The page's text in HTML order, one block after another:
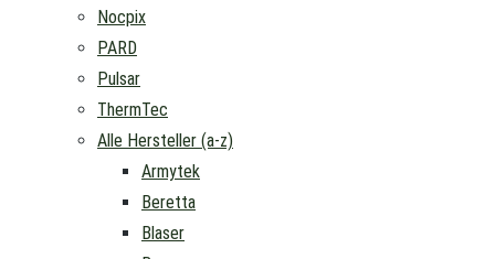
Nocpix
PARD
Pulsar
ThermTec
Alle Hersteller (a-z)
Armytek
Beretta
Blaser